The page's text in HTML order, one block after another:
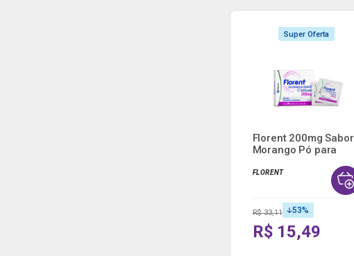
Super Oferta
Florent 200mg Sabor
Morango Pó para
FLORENT
R$ 33,11 53%
R$ 15,49